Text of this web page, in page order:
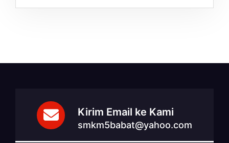
Kirim Email ke Kami
smkm5babat@yahoo.com